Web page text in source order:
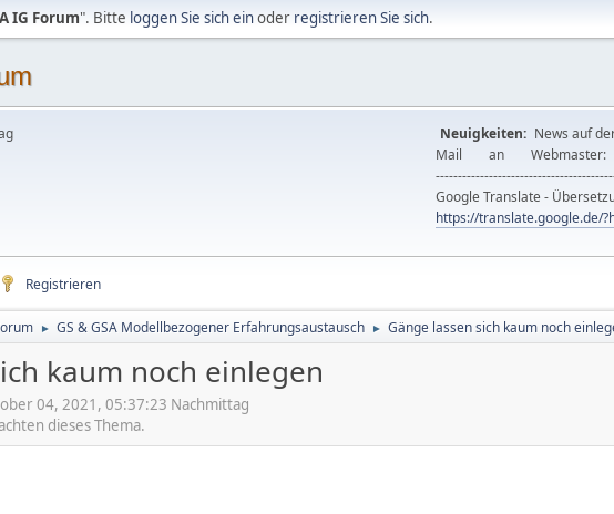
IG Forum". Bitte loggen Sie sich einoder registrieren Sie sich.
Neuigkeiten: News auf
Mail an
Google Translate -
https://translate.google.de/
Registrieren
► GS & GSA Modellbezogener Erfahrungsaustausch ► Gänge lassen sich kaum noch
kaum noch einlegen
04, 2021, 05:37:23 Nachmittag
dieses Thema.